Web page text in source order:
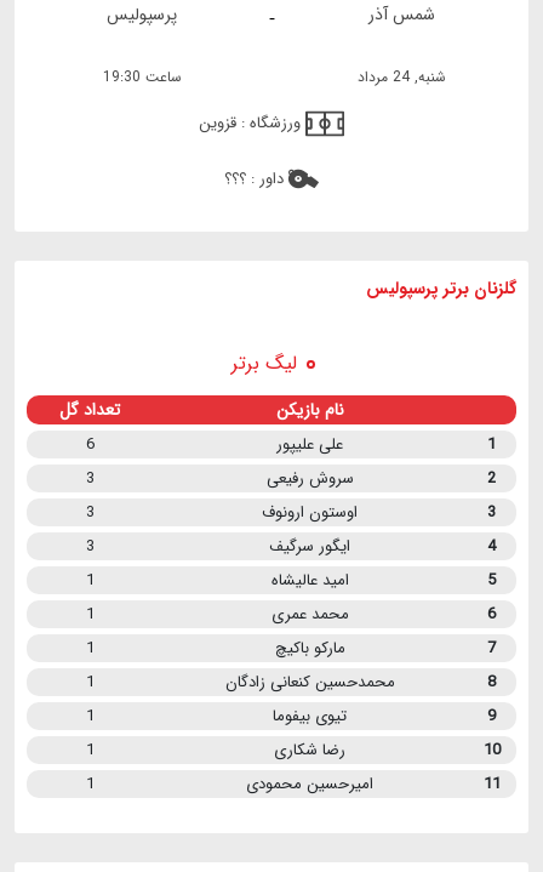
- شمس آذر پرسپولیس
شنبه, 24 مرداد ساعت 19:30
ورزشگاه : قزوین
داور : ؟؟؟
گلزنان برتر پرسپولیس
لیگ برتر
نام بازیکن تعداد گل
1 علی علیپور
6
2
سروش رفیعی
3
3
اوستون ارونوف
3
4
ایگور سرگیف
3
5
امید عالیشاه
1
6
محمد عمری
1
7
مارکو باکیچ
1
8
محمدحسین کنعانی زادگان
1
9
تیوی بیفوما
1
10
رضا شکاری
1
11
امیرحسین محمودی 1